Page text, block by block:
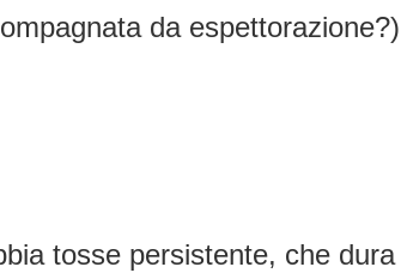
da
tosse persistente, che